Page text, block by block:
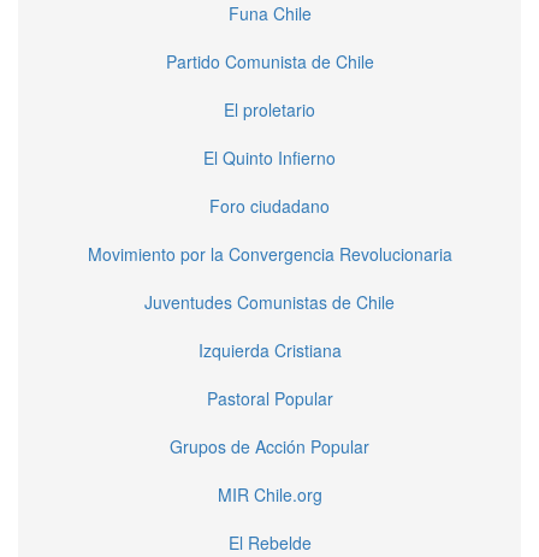
Funa Chile
Partido Comunista de Chile
El proletario
El Quinto Infierno
Foro ciudadano
Movimiento por la Convergencia Revolucionaria
Juventudes Comunistas de Chile
Izquierda Cristiana
Pastoral Popular
Grupos de Acción Popular
MIR Chile.org
El Rebelde